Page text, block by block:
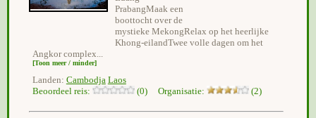
PrabangMaak een
boottocht over de
mystieke MekongRelax op het heerlijke
Khong-eilandTwee volle dagen om het
Angkor complex...
[Toon meer / minder]
Landen: Cambodja Laos
Beoordeel reis:
(0) Organisatie: (2)